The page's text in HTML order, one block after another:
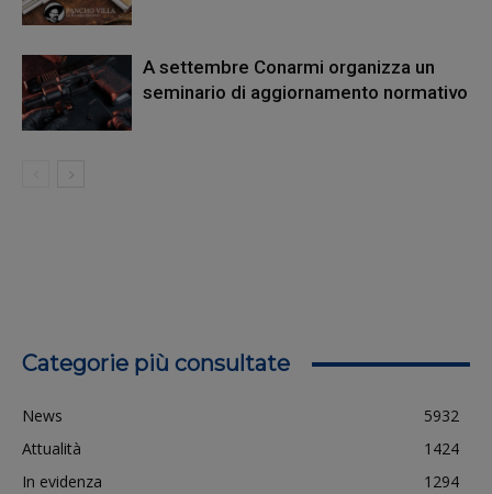
A settembre Conarmi organizza un
seminario di aggiornamento normativo
Categorie più consultate
News
5932
Attualità
1424
In evidenza
1294